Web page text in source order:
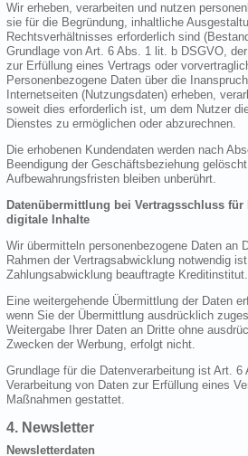
Wir erheben, verarbeiten und nutzen
sie für die Begründung, inhaltliche
Rechtsverhältnisses erforderlich sind
Grundlage von Art. 6 Abs. 1 lit. b DSGVO,
zur Erfüllung eines Vertrags oder
Personenbezogene Daten über die
Internetseiten (Nutzungsdaten) erheben,
soweit dies erforderlich ist, um dem Nutzer
Dienstes zu ermöglichen oder abzurechnen.
Die erhobenen Kundendaten werden nach
Beendigung der Geschäftsbeziehung
Aufbewahrungsfristen bleiben unberührt.
Datenübermittlung bei Vertragsschluss
digitale Inhalte
Wir übermitteln personenbezogene Daten an
Rahmen der Vertragsabwicklung notwendig
Zahlungsabwicklung beauftragte Kreditinstitut.
Eine weitergehende Übermittlung der Daten
wenn Sie der Übermittlung ausdrücklich
Weitergabe Ihrer Daten an Dritte ohne
Zwecken der Werbung, erfolgt nicht.
Grundlage für die Datenverarbeitung ist Art.
Verarbeitung von Daten zur Erfüllung eines
Maßnahmen gestattet.
4. Newsletter
Newsletterdaten